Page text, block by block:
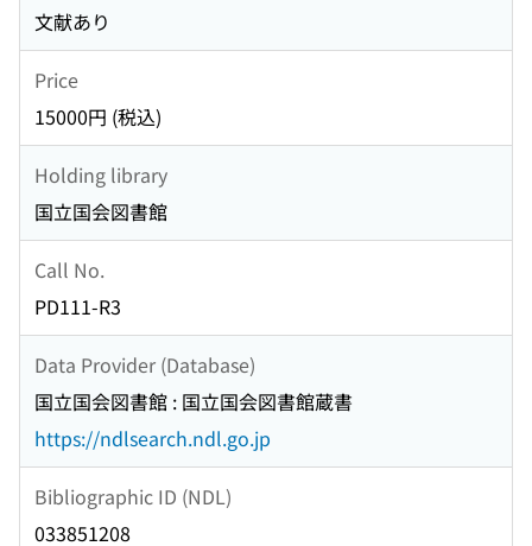
文献あり
Price
15000円 (税込)
Holding library
国立国会図書館
Call No.
PD111-R3
Data Provider (Database)
国立国会図書館 : 国立国会図書館蔵書
https://ndlsearch.ndl.go.jp
Bibliographic ID (NDL)
033851208